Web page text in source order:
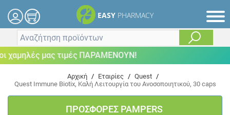
EASY PHARMACY
μας τιμές ΠΑΡΑΜΕΝΟΥΝ!
Αρχική / Εταιρίες / Quest /
Quest Immune Biotix, Καλή Λειτουργία του Ανοσοποιητικού, 30 caps
ΠΡΟΣΦΟΡΕΣ PAMPERS